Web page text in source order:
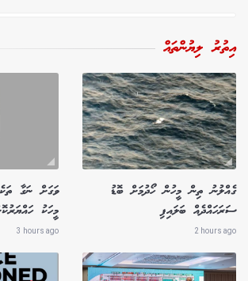
އިތުރު ލިޔުންތައް
ގެއްލުނު ތިން މީހުން ހޯދުމަށް ބޮޑު
ސަރަހައްދެއް ބަލައިފި
2 hours ago
ވަގަށް ނަގާ
މީހަކު
3 hours ago